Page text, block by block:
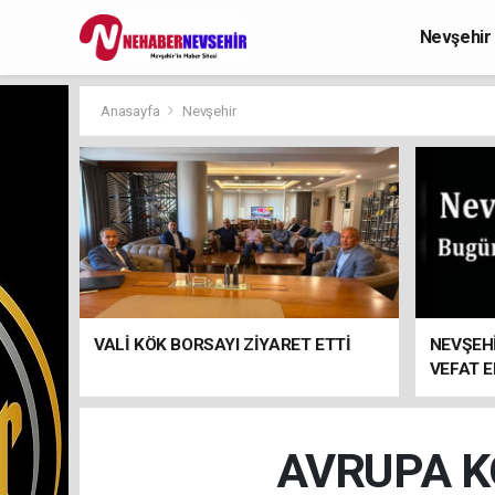
Nevşehir
Anasayfa Nevşehir
VALİ KÖK BORSAYI ZİYARET ETTİ
VEFAT
AVRUPA